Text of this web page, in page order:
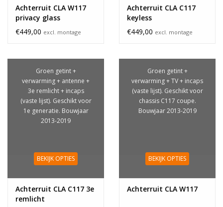
Achterruit CLA W117
privacy glass
€449,00 excl. montage
Achterruit CLA C117
keyless
€449,00 excl. montage
Groen getint +
verwarming + antenne +
3e remlicht + incaps
(vaste lijst). Geschikt voor
1e generatie. Bouwjaar
2013-2019
BEKIJK OPTIES
Achterruit CLA C117 3e
remlicht
Groen getint +
verwarming + TV + incaps
(vaste lijst). Geschikt voor
chassis C117 coupe.
Bouwjaar 2013-2019
BEKIJK OPTIES
Achterruit CLA W117